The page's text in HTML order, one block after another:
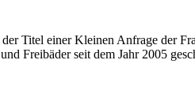
Titel einer Kleinen Anfrage der
Freibäder seit dem Jahr 2005